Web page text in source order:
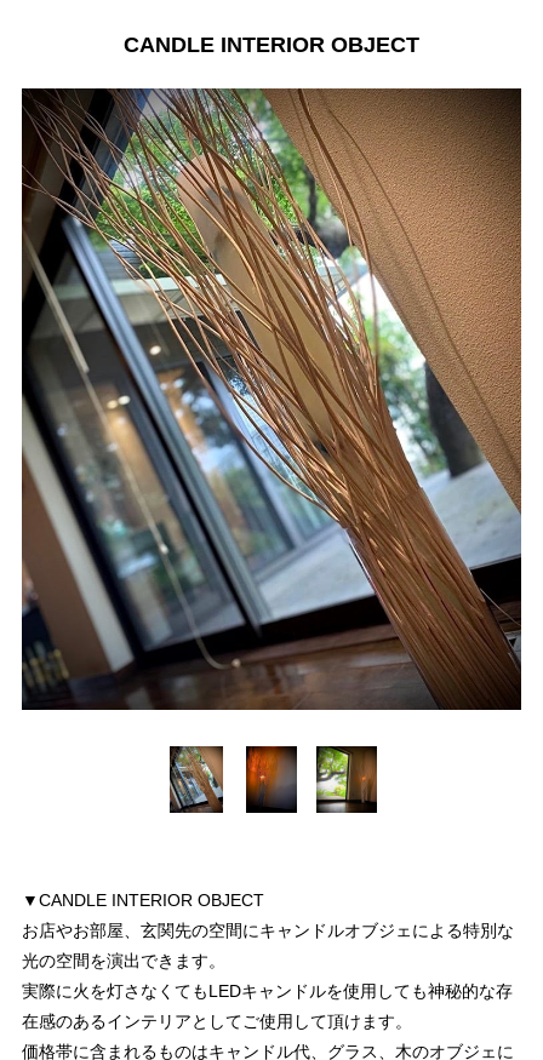
CANDLE INTERIOR OBJECT
▼CANDLE INTERIOR OBJECT
お店やお部屋、玄関先の空間にキャンドルオブジェによる特別な
光の空間を演出できます。
実際に火を灯さなくてもLEDキャンドルを使用しても神秘的な存
在感のあるインテリアとしてご使用して頂けます。
価格帯に含まれるものはキャンドル代、グラス、木のオブジェに